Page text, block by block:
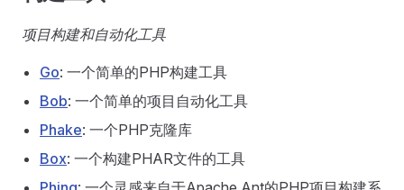
项目构建和自动化工具
Go: 一个简单的PHP构建工具
Bob: 一个简单的项目自动化工具
Phake: 一个PHP克隆库
Box: 一个构建PHAR文件的工具